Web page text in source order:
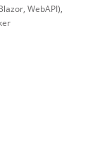
WebAPI),